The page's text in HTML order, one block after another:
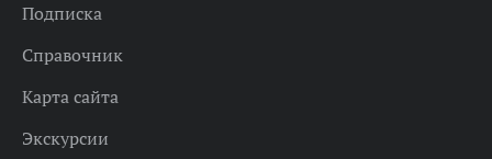
Подписка
Справочник
Карта сайта
Экскурсии